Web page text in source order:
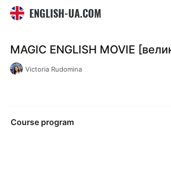
ENGLISH-UA.COM
MAGIC ENGLISH MOVIE
Victoria Rudomina
Course program